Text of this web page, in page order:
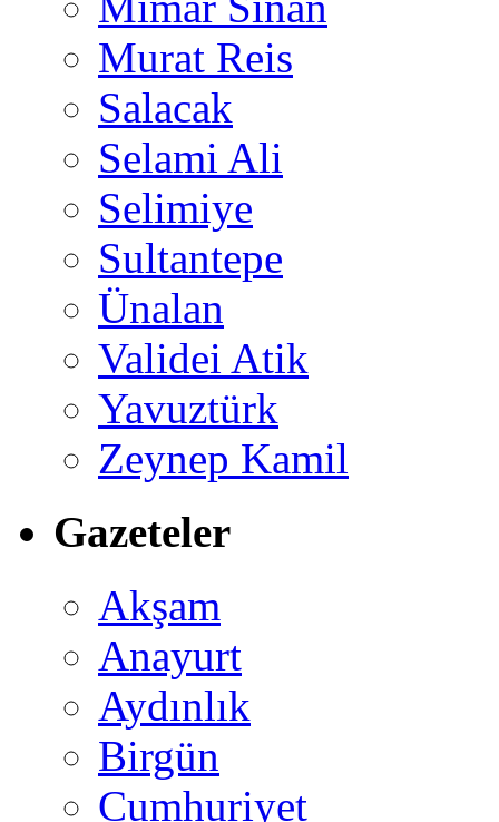
Murat Reis
Salacak
Selami Ali
Selimiye
Sultantepe
Ünalan
Validei Atik
Yavuztürk
Zeynep Kamil
Gazeteler
Akşam
Anayurt
Aydınlık
Birgün
Cumhuriyet